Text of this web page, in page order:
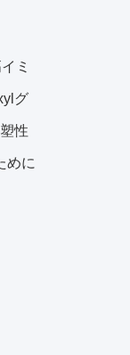
ミ
グ
性
めに